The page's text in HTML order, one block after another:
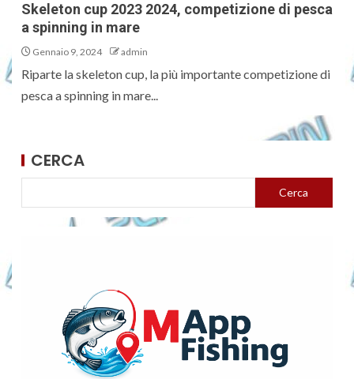
Skeleton cup 2023 2024, competizione di pesca
a spinning in mare
Gennaio 9, 2024 admin
Riparte la skeleton cup, la più importante competizione di
pesca a spinning in mare...
CERCA
Cerca